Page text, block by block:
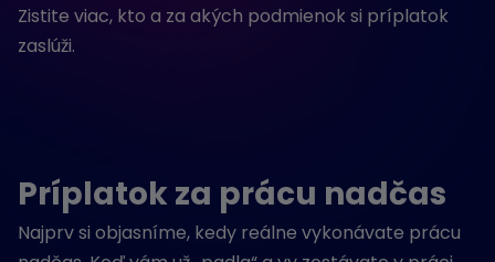
Zistite viac, kto a za akých podmienok si príplatok
zaslúži.
Príplatok za prácu nadčas
Najprv si objasníme, kedy reálne vykonávate prácu